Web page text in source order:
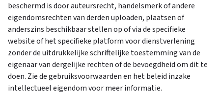
beschermd is door auteursrecht, handelsmerk of andere
eigendomsrechten van derden uploaden, plaatsen of
anderszins beschikbaar stellen op of via de specifieke
website of het specifieke platform voor dienstverlening
zonder de uitdrukkelijke schriftelijke toestemming van de
eigenaar van dergelijke rechten of de bevoegdheid om dit te
doen. Zie de gebruiksvoorwaarden en het beleid inzake
intellectueel eigendom voor meer informatie.